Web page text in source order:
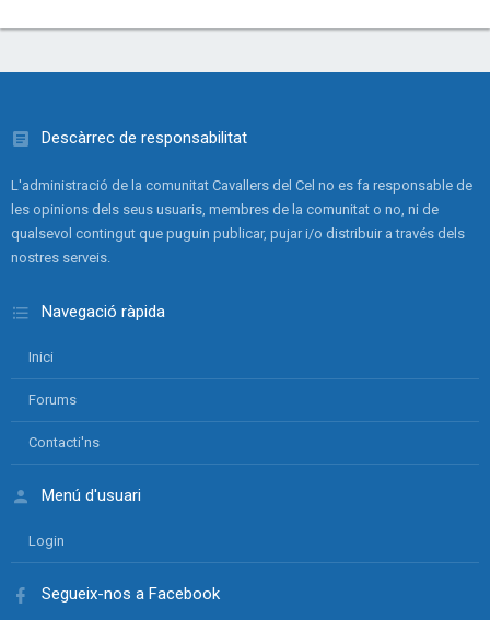
Descàrrec de responsabilitat
L'administració de la comunitat Cavallers del Cel no es fa responsable de
les opinions dels seus usuaris, membres de la comunitat o no, ni de
qualsevol contingut que puguin publicar, pujar i/o distribuir a través dels
nostres serveis.
Navegació ràpida
Inici
Forums
Contacti'ns
Menú d'usuari
Login
Segueix-nos a Facebook